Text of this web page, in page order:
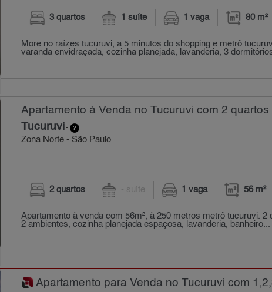
3 quartos 1 suíte 1 vaga 80 m²
More no raízes tucuruvi, a 5 minutos do shopping e metrô
varanda envidraçada, cozinha planejada, lavanderia, 3
Apartamento à Venda no Tucuruvi com 2 quartos
Tucuruvi-
Zona Norte - São Paulo
2 quartos - suíte 1 vaga 56 m²
Apartamento à venda com 56m², à 250 metros metrô tucuruvi. 2
2 ambientes, cozinha planejada espaçosa, lavanderia, banheiro...
Apartamento para Venda no Tucuruvi com